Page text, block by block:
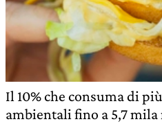
Il 10% che consuma di
ambientali fino a 5,7